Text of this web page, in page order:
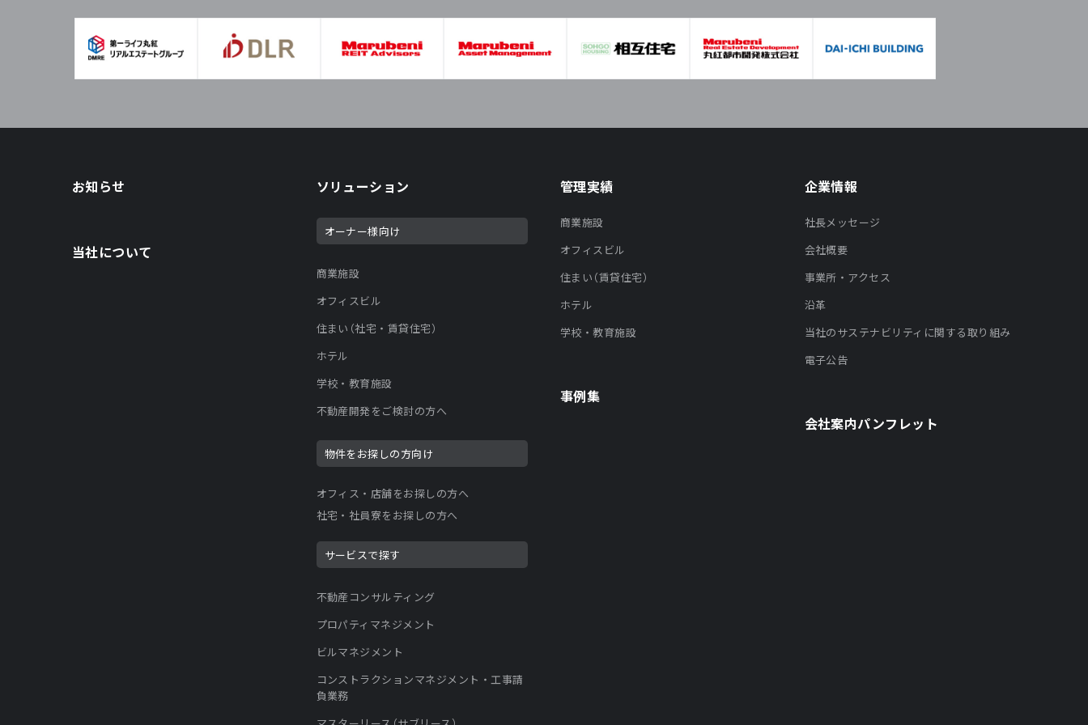
お知らせ
当社について
ソリューション
オーナー様向け
商業施設
オフィスビル
住まい（社宅・賃貸住宅）
ホテル
学校・教育施設
不動産開発をご検討の方へ
物件をお探しの方向け
オフィス・店舗をお探しの方へ
社宅・社員寮をお探しの方へ
サービスで探す
不動産コンサルティング
プロパティマネジメント
ビルマネジメント
コンストラクションマネジメント・工事請
負業務
管理実績
商業施設
オフィスビル
住まい（賃貸住宅）
ホテル
学校・教育施設
事例集
企業情報
社長メッセージ
会社概要
事業所・アクセス
沿革
当社のサステナビリティに関する取り組み
電子公告
会社案内パンフレット